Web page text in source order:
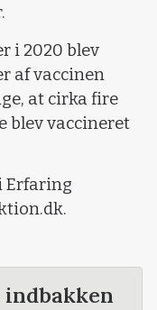
i 2020 blev
af vaccinen
at cirka fire
blev vaccineret
Erfaring